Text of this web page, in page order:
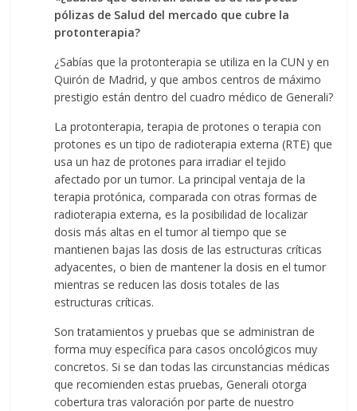
pólizas de Salud del mercado que cubre la
protonterapia?
¿Sabías que la protonterapia se utiliza en la CUN y en
Quirón de Madrid, y que ambos centros de máximo
prestigio están dentro del cuadro médico de Generali?
La protonterapia, terapia de protones o terapia con
protones es un tipo de radioterapia externa (RTE) que
usa un haz de protones para irradiar el tejido
afectado por un tumor. La principal ventaja de la
terapia protónica, comparada con otras formas de
radioterapia externa, es la posibilidad de localizar
dosis más altas en el tumor al tiempo que se
mantienen bajas las dosis de las estructuras críticas
adyacentes, o bien de mantener la dosis en el tumor
mientras se reducen las dosis totales de las
estructuras críticas.
Son tratamientos y pruebas que se administran de
forma muy específica para casos oncológicos muy
concretos. Si se dan todas las circunstancias médicas
que recomienden estas pruebas, Generali otorga
cobertura tras valoración por parte de nuestro